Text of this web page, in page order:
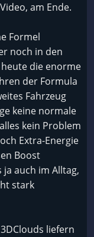
am Ende.
Formel
noch in den
die enorme
der Formula
Fahrzeug
keine normale
kein Problem
Extra-Energie
Boost
auch im Alltag,
stark
liefern